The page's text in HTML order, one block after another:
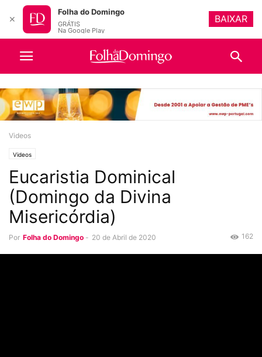
Videos
Videos
Eucaristia Dominical
(Domingo da Divina
Misericórdia)
Por Folha do Domingo - 20 de Abril de 2020 162
✕
Folha do Domingo
GRÁTIS
Na Google Play
BAIXAR